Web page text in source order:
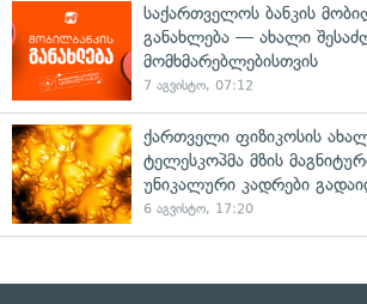
საქართველოს ბანკის
განახლება — ახალი
მომხმარებლებისთვის
7 აგვისტო, 07:12
ქართველი ფიზიკოსის
ტელესკოპმა მზის
უნიკალური კადრები
6 აგვისტო, 17:20